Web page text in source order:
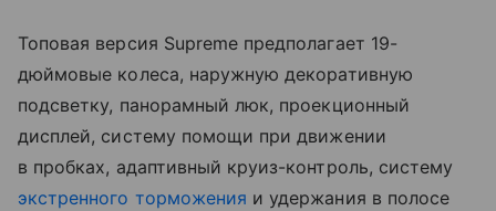
Топовая версия Supreme предполагает 19-
дюймовые колеса, наружную декоративную
подсветку, панорамный люк, проекционный
дисплей, систему помощи при движении
в пробках, адаптивный круиз-контроль, систему
экстренного торможения и удержания в полосе